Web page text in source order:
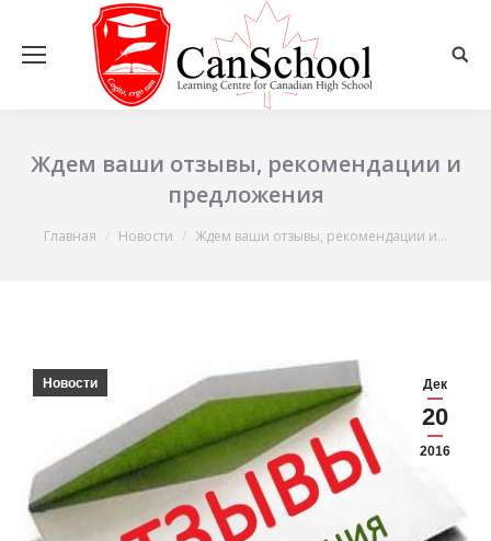
Ждем ваши отзывы, рекомендации и
предложения
Вы здесь:
Главная Новости Ждем ваши отзывы, рекомендации и…
Дек
20
2016
Новости